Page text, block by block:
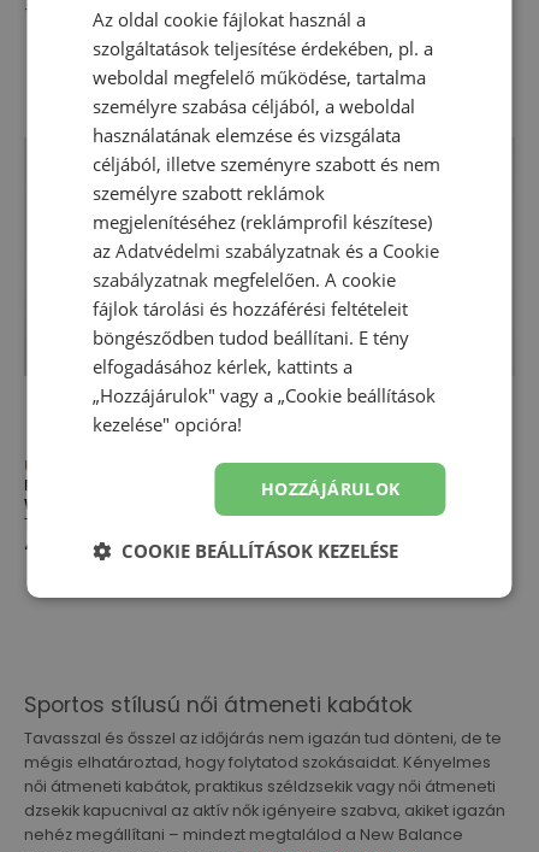
- - 46
Újdonság
Női dzseki New Balance
WJ61D8YXSST​ – bézs
Tavaszi kabátok
49 390,00 Ft
Akció
Női dzseki New Balance
WJ6113KSNNY – sötétkék
30 990,00 Ft 45 490,00 Ft
Sportos stílusú női átmeneti kabátok
Tavasszal és ősszel az időjárás nem igazán tud dönteni, de te
mégis elhatároztad, hogy folytatod szokásaidat. Kényelmes
női átmeneti kabátok, praktikus széldzsekik vagy női átmeneti
dzsekik kapucnival az aktív nők igényeire szabva, akiket igazán
nehéz megállítani – mindezt megtalálod a New Balance
Az oldal cookie fájlokat használ a
szolgáltatások teljesítése érdekében, pl. a
weboldal megfelelő működése, tartalma
személyre szabása céljából, a weboldal
használatának elemzése és vizsgálata
céljából, illetve szeményre szabott és nem
személyre szabott reklámok
megjelenítéséhez (reklámprofil készítese)
azAdatvédelmi szabályzatnak és a Cookie
szabályzatnak megfelelően. A cookie
fájlok tárolási és hozzáférési feltételeit
böngésződben tudod beállítani. E tény
elfogadásához kérlek, kattints a
„Hozzájárulok" vagy a „Cookie beállítások
kezelése" opcióra!
HOZZÁJÁRULOK
COOKIE BEÁLLÍTÁSOK KEZELÉSE